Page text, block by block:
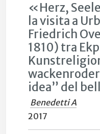
«Herz,
la visita a
Friedrich
1810) tra
idea” del
Benedetti A
2017